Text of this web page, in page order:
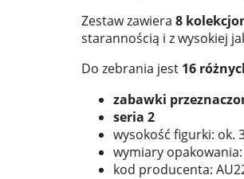
Zestaw zawiera 8
starannością i z wysokiej
Do zebrania jest 16
zabawki
seria 2
wysokość figurki: ok.
wymiary opakowania:
kod producenta: